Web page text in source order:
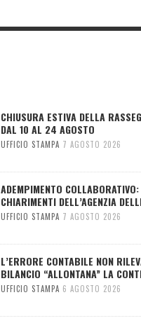
CHIUSURA ESTIVA DELLA
DAL 10 AL 24 AGOSTO
UFFICIO STAMPA 7 AGOSTO 2026
ADEMPIMENTO
CHIARIMENTI DELL’AGENZIA
UFFICIO STAMPA 7 AGOSTO 2026
L’ERRORE CONTABILE NON
BILANCIO “ALLONTANA” LA
UFFICIO STAMPA 6 AGOSTO 2026